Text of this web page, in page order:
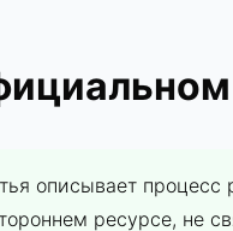
описывает процесс
ресурсе, не